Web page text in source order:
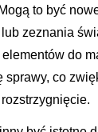
to być
zeznania
do
co